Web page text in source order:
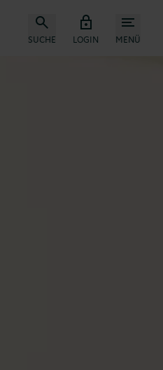
SUCHE LOGIN MENÜ